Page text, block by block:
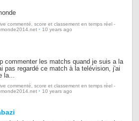
commenté, score et classement en temps réel -
· 10 years ago
commenter les matchs quand je suis a la
pas regardé ce match à la telévision, j'ai
la...
commenté, score et classement en temps réel -
· 10 years ago